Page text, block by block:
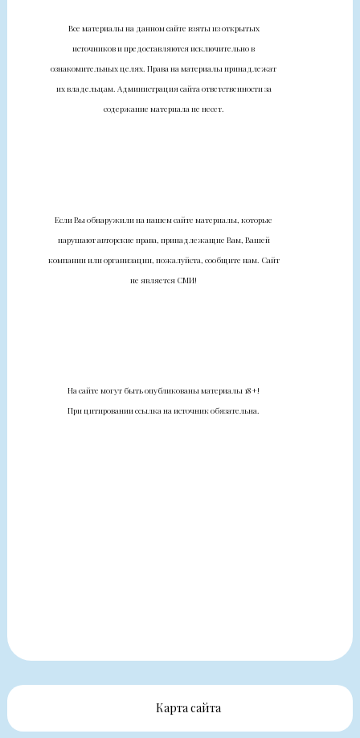
Все материалы на данном сайте взяты из открытых
источников и предоставляются исключительно в
ознакомительных целях. Права на материалы принадлежат
их владельцам. Администрация сайта ответственности за
содержание материала не несет.
Если Вы обнаружили на нашем сайте материалы, которые
нарушают авторские права, принадлежащие Вам, Вашей
компании или организации, пожалуйста, сообщите нам. Сайт
не является СМИ!
На сайте могут быть опубликованы материалы 18+!
При цитировании ссылка на источник обязательна.
Карта сайта